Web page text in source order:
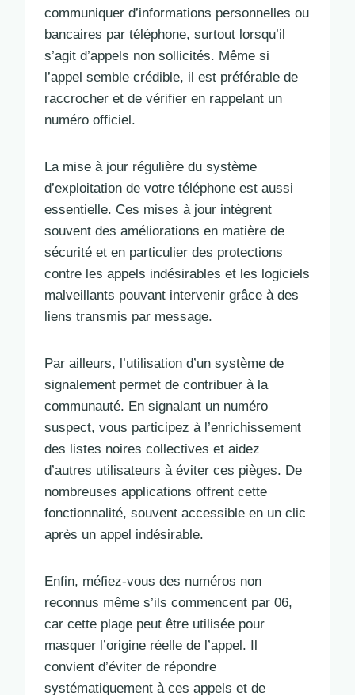
communiquer d’informations personnelles ou
bancaires par téléphone, surtout lorsqu’il
s’agit d’appels non sollicités. Même si
l’appel semble crédible, il est préférable de
raccrocher et de vérifier en rappelant un
numéro officiel.
La mise à jour régulière du système
d’exploitation de votre téléphone est aussi
essentielle. Ces mises à jour intègrent
souvent des améliorations en matière de
sécurité et en particulier des protections
contre les appels indésirables et les logiciels
malveillants pouvant intervenir grâce à des
liens transmis par message.
Par ailleurs, l’utilisation d’un système de
signalement permet de contribuer à la
communauté. En signalant un numéro
suspect, vous participez à l’enrichissement
des listes noires collectives et aidez
d’autres utilisateurs à éviter ces pièges. De
nombreuses applications offrent cette
fonctionnalité, souvent accessible en un clic
après un appel indésirable.
Enfin, méfiez-vous des numéros non
reconnus même s’ils commencent par 06,
car cette plage peut être utilisée pour
masquer l’origine réelle de l’appel. Il
convient d’éviter de répondre
systématiquement à ces appels et de